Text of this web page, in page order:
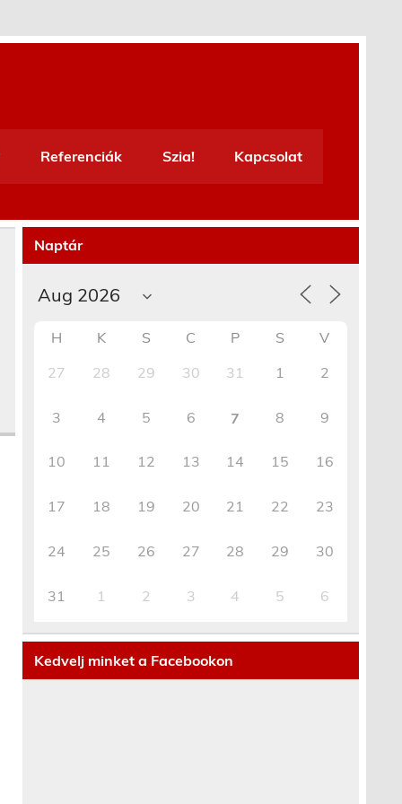
Referenciák Szia! Kapcsolat
Naptár
H K S C P S
V
27
28 29 30 31 1 2
3 4 5 6 7 8 9
10 11 12 13 14 15 16
17 18 19 20 21 22 23
24 25 26 27 28 29 30
31 1 2 3 4 5 6
Kedvelj minket a Facebookon